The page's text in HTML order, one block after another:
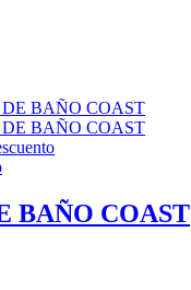
BAÑO COAST